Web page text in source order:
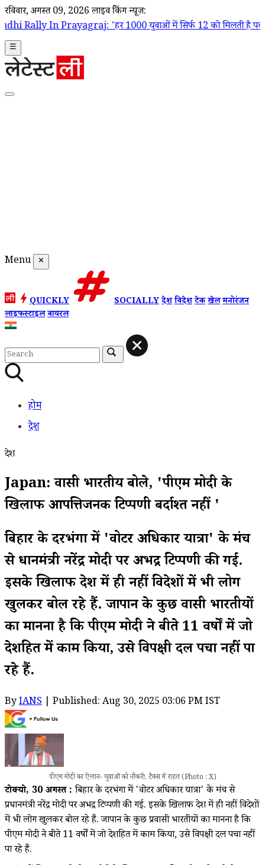
रविवार, अगस्त 09, 2026 लाइव ब्रेकिंग न्यूज़:
'हर 1000 युवाओं में सिर्फ 12 को मिलती है पक्की नौकरी',
☰
Menu ✕
QUICKLY SOCIALLYदेशविदेशटेकखेलमनोरंजन
लाइफस्टाइलवायरल
होम
देश
देश
Japan: प्रवासी भारतीय बोले, 'पीएम मोदी के
खिलाफ आपत्तिजनक टिप्पणी बर्दाश्त नहीं '
बिहार के दरभंगा में 'वोटर अधिकार यात्रा' के मंच
से प्रधानमंत्री नरेंद्र मोदी पर अभद्र टिप्पणी की गई.
इसके खिलाफ देश में ही नहीं विदेशों में भी लोग
खुलकर बोल रहे हैं. जापान के कुछ प्रवासी भारतीयों
का मानना है कि पीएम मोदी ने बीते 11 वर्षों में जो
देशहित में काम किया, उसे विपक्षी दल पचा नहीं पा
रहे हैं.
ByIANS | Published: Aug 30, 2025 03:06 PM IST
पीएम मोदी का ऐलान- युवाओं को नौकरी, टैक्स में राहत (Photo : X)
टोक्यो, 30 अगस्त :बिहार के दरभंगा में 'वोटर अधिकार यात्रा' के मंच से
प्रधानमंत्री नरेंद्र मोदी पर अभद्र टिप्पणी की गई. इसके खिलाफ देश में ही नहीं विदेशों
में भी लोग खुलकर बोल रहे हैं. जापान के कुछ प्रवासी भारतीयों का मानना है कि
पीएम मोदी ने बीते 11 वर्षों में जो देशहित में काम किया, उसे विपक्षी दल पचा नहीं
पा रहे हैं.